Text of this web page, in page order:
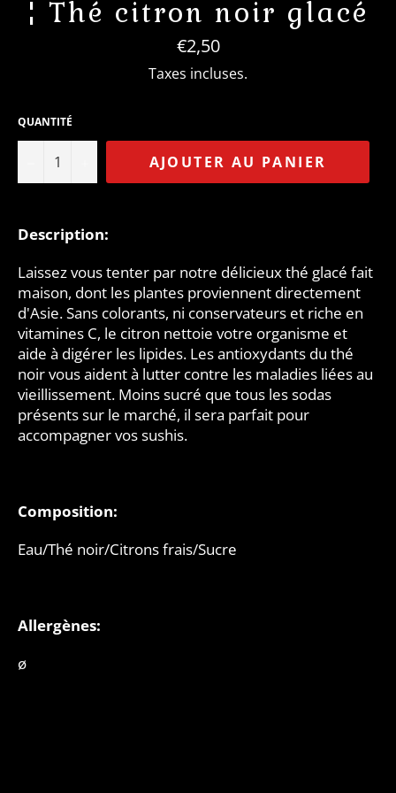
¦ Thé citron noir glacé
Prix
régulier
€2,50
Taxes incluses.
QUANTITÉ
AJOUTER AU PANIER
Description:
Laissez vous tenter par notre délicieux thé glacé fait
maison, dont les plantes proviennent directement
d'Asie. Sans colorants, ni conservateurs et riche en
vitamines C, le citron nettoie votre organisme et
aide à digérer les lipides. Les antioxydants du thé
noir vous aident à lutter contre les maladies liées au
vieillissement. Moins sucré que tous les sodas
présents sur le marché, il sera parfait pour
accompagner vos sushis.
Composition:
Eau/Thé noir/Citrons frais/Sucre
Allergènes:
ø